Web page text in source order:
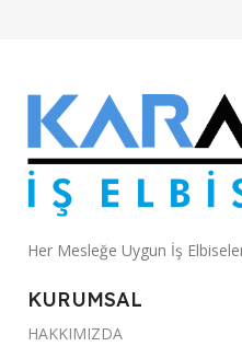
Her Mesleğe Uygun İş
KURUMSAL
HAKKIMIZDA